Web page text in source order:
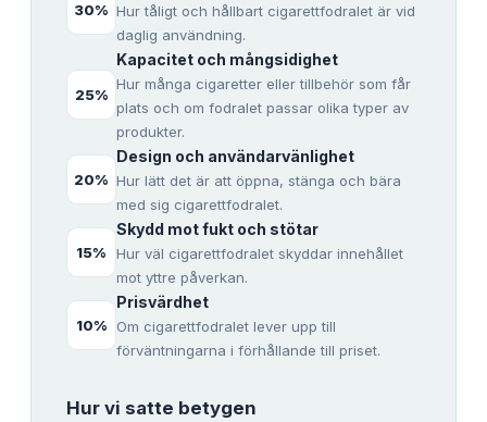
30% Hur tåligt och hållbart cigarettfodralet är vid
daglig användning.
25%
Kapacitet och mångsidighet
Hur många cigaretter eller tillbehör som får
plats och om fodralet passar olika typer av
produkter.
20%
Design och användarvänlighet
Hur lätt det är att öppna, stänga och bära
med sig cigarettfodralet.
15%
Skydd mot fukt och stötar
Hur väl cigarettfodralet skyddar innehållet
mot yttre påverkan.
10%
Prisvärdhet
Om cigarettfodralet lever upp till
förväntningarna i förhållande till priset.
Hur vi satte betygen